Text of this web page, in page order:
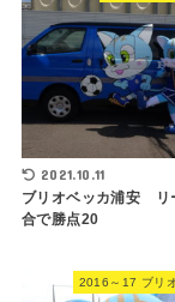
2021.10.11
ブリオベッカ浦安 リ
合で勝点20
2016～17 ブリ